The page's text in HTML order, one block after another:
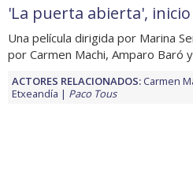
'La puerta abierta',
Una película dirigida por Marina
por Carmen Machi, Amparo Baró
ACTORES RELACIONADOS:Carmen
Etxeandía
Paco Tous